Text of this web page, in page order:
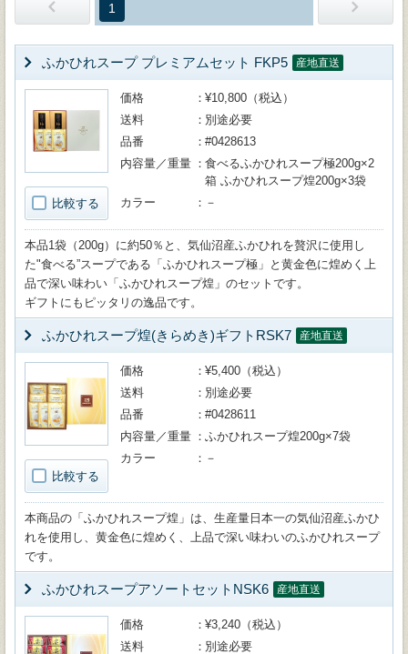
1
ふかひれスープ プレミアムセット FKP5 産地直送
比較する
価格
¥10,800（税込）
送料
別途必要
品番
#0428613
内容量／重量
食べるふかひれスープ極200g×2
箱 ふかひれスープ煌200g×3袋
カラー
－
本品1袋（200g）に約50％と、気仙沼産ふかひれを贅沢に使用し
た"食べる”スープである「ふかひれスープ極」と黄金色に煌めく上
品で深い味わい「ふかひれスープ煌」のセットです。
ギフトにもピッタリの逸品です。
ふかひれスープ煌(きらめき)ギフトRSK7 産地直送
比較する
価格
¥5,400（税込）
送料
別途必要
品番
#0428611
内容量／重量
ふかひれスープ煌200g×7袋
カラー
－
本商品の「ふかひれスープ煌」は、生産量日本一の気仙沼産ふかひ
れを使用し、黄金色に煌めく、上品で深い味わいのふかひれスープ
です。
ふかひれスープアソートセットNSK6 産地直送
価格
¥3,240（税込）
送料
別途必要